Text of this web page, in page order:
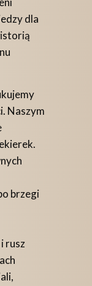
dla
Naszym
brzegi
rusz